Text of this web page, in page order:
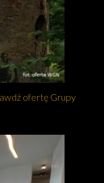
ofertę Grupy